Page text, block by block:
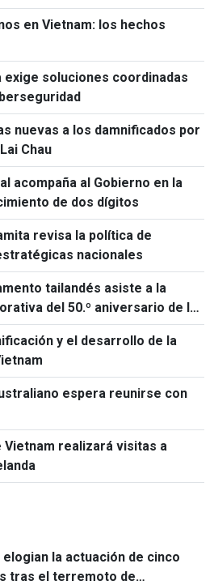
en Vietnam: los hechos
soluciones coordinadas
nuevas a los damnificados por
Chau
acompaña al Gobierno en la
de dos dígitos
revisa la política de
nacionales
tailandés asiste a la
del 50.º aniversario de las
y el desarrollo de la
espera reunirse con
realizará visitas a
la actuación de cinco
tras el terremoto de